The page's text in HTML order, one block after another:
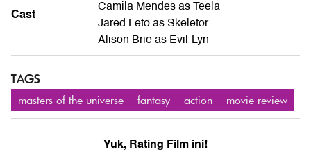
Cast
Camila Mendes as Teela
Jared Leto as Skeletor
Alison Brie as Evil-Lyn
TAGS
masters of the universe fantasy action movie review